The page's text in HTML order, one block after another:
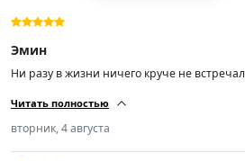
Эмин
Ни разу в жизни ничего круче не встречал
Читать полностью
вторник, 4 августа